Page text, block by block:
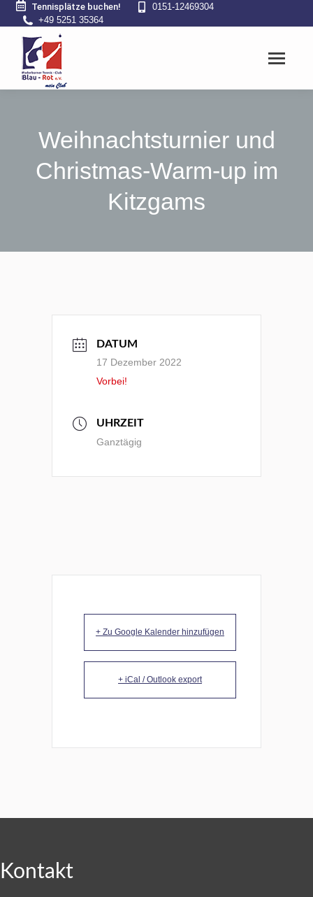
Tennisplätze buchen!
0151-12469304
+49 5251 35364
Weihnachtsturnier und
Christmas-Warm-up im
Kitzgams
DATUM
17 Dezember 2022
Vorbei!
UHRZEIT
Ganztägig
+ Zu Google Kalender hinzufügen
+ iCal / Outlook export
Kontakt